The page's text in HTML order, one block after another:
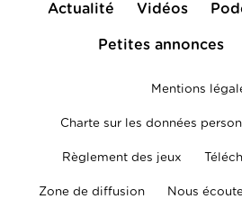
Actualité Vidéos
Petites annonces
Mentions
Charte sur les données
Règlement des jeux
Zone de diffusion Nous